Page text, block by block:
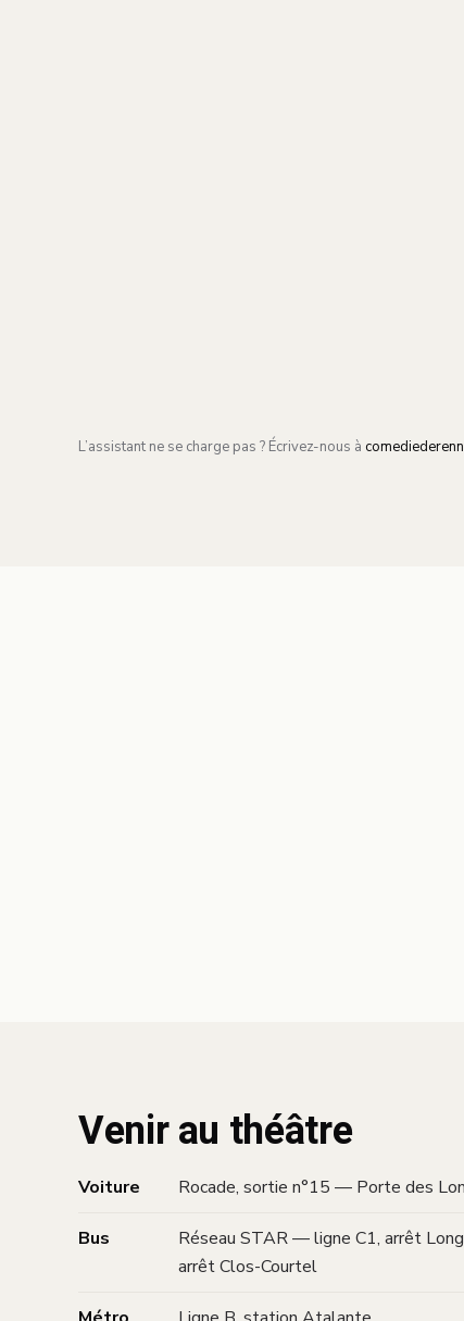
L’assistant ne se charge pas ? Écrivez-nous à
Venir au théâtre
Voiture Rocade, sortie n°15 — Porte des
Bus
Réseau STAR — ligne C1, arrêt
arrêt Clos-Courtel